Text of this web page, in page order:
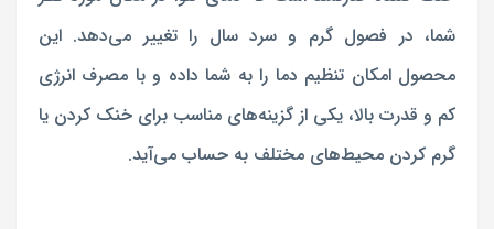
شما، در فصول گرم و سرد سال را تغییر می‌دهد. این
محصول امکان تنظیم دما را به شما داده و با مصرف انرژی
کم و قدرت بالا، یکی از گزینه‌های مناسب برای خنک کردن یا
گرم کردن محیط‌های مختلف به حساب می‌آید.